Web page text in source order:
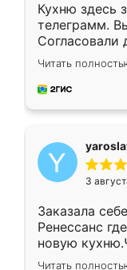
Кухню здесь
телеграмм.
Согласовали
недели кухня
довольны
мебель за
Читать
3
Заказала
Ренессанс
новую
вполне
Читать